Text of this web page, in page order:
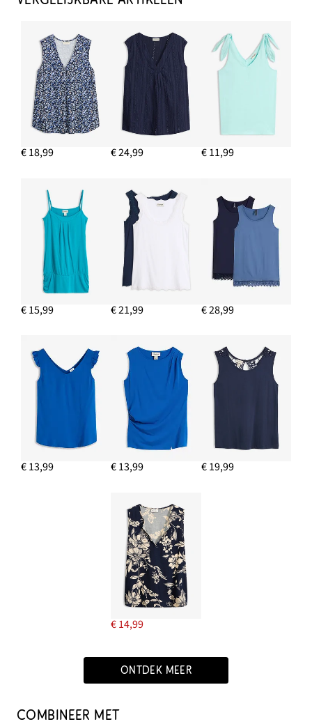
Leren handtas
€ 49,99
IN WINKELMANDJE
Top in een zachte viscosemix
€ 11,99
€ 18,99 € 24,99 € 11,99
€ 15,99 € 21,99 € 28,99
€ 13,99 € 13,99 € 19,99
€ 14,99
ONTDEK MEER
COMBINEER MET